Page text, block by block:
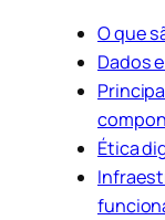
O que
Dados
Ética